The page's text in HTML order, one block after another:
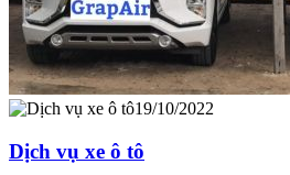
19/10/2022
Dịch vụ xe ô tô